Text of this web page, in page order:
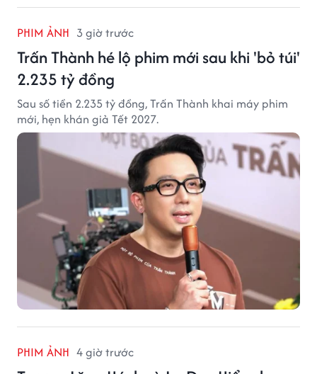
PHIM ẢNH 3 giờ trước
Trấn Thành hé lộ phim mới sau khi 'bỏ túi'
2.235 tỷ đồng
Sau số tiền 2.235 tỷ đồng, Trấn Thành khai máy phim
mới, hẹn khán giả Tết 2027.
PHIM ẢNH 4 giờ trước